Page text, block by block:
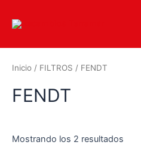
Inicio / FILTROS / FENDT
FENDT
Mostrando los 2 resultados